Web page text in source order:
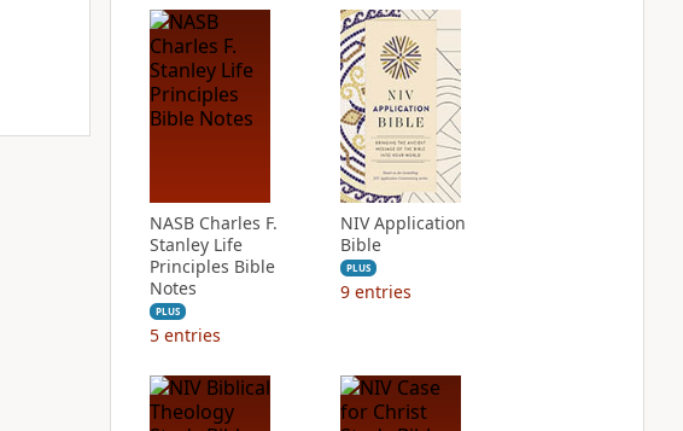
NASB Charles F.
Stanley Life
Principles Bible
Notes
PLUS
5 entries
NIV Application
Bible
PLUS
9 entries